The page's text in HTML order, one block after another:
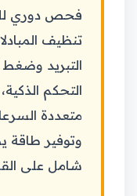
فحص دوري
تنظيف
التبريد وضغط
التحكم
متعددة
شامل على